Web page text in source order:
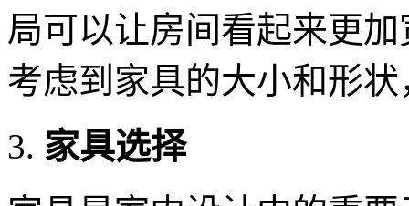
局可以让房间看起来更
考虑到家具的大小和形
家具选择